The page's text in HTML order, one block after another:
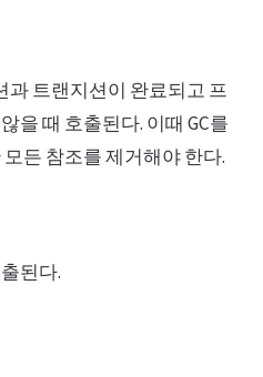
트랜지션이 완료되고 프
을 때 호출된다. 이때 GC를
든 참조를 제거해야 한다.
된다.